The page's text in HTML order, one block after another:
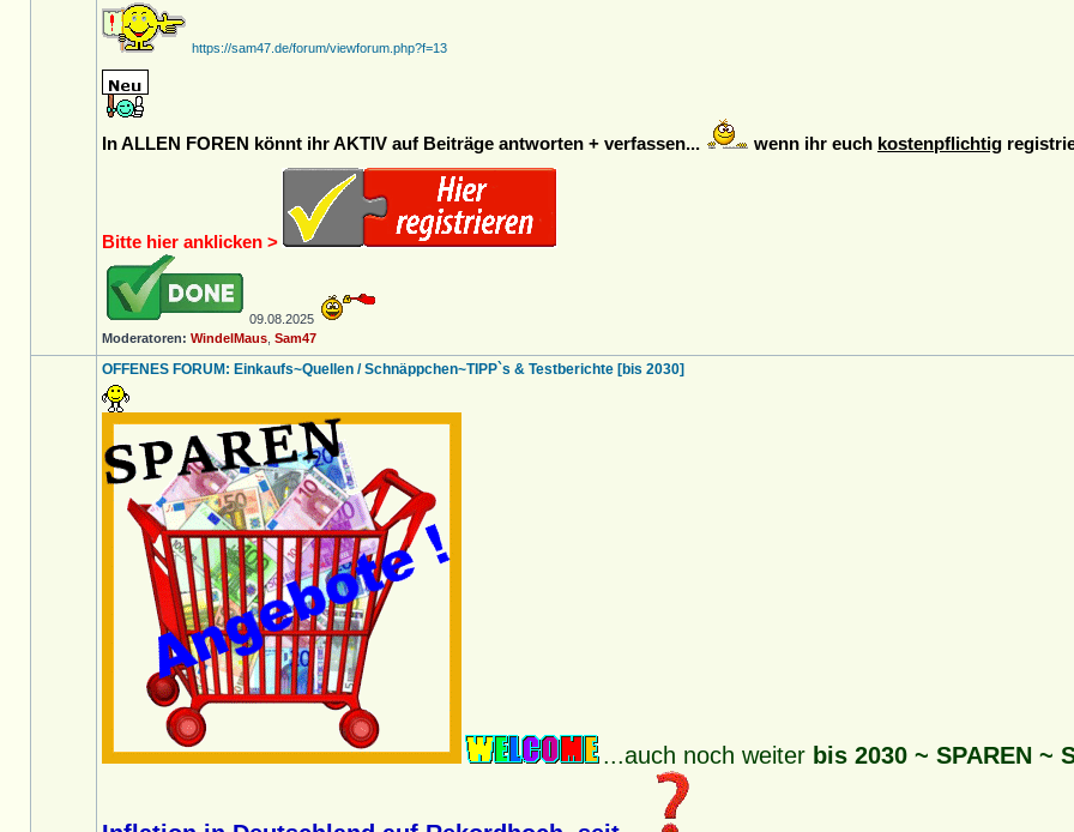
https://sam47.de/forum/viewforum.php?f=13
In ALLEN FOREN könnt ihr AKTIV auf Beiträge antworten + verfassen... wenn ihr euch kostenpflichtig
Bitte hier anklicken >
09.08.2025
Moderatoren: WindelMaus Sam47
OFFENES FORUM: Einkaufs~Quellen / Schnäppchen~TIPP`s & Testberichte [bis 2030]
...auch noch weiter bis 2030 ~ SPAREN ~